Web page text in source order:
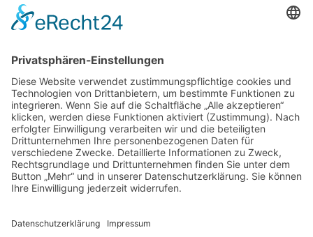
Kürzlich registrierte Benutzer
Beiträge insgesamt
109457
• Themen insgesamt
9528• Mitglieder insgesamt2455• Unser
neuestes Mitglied:sky1005